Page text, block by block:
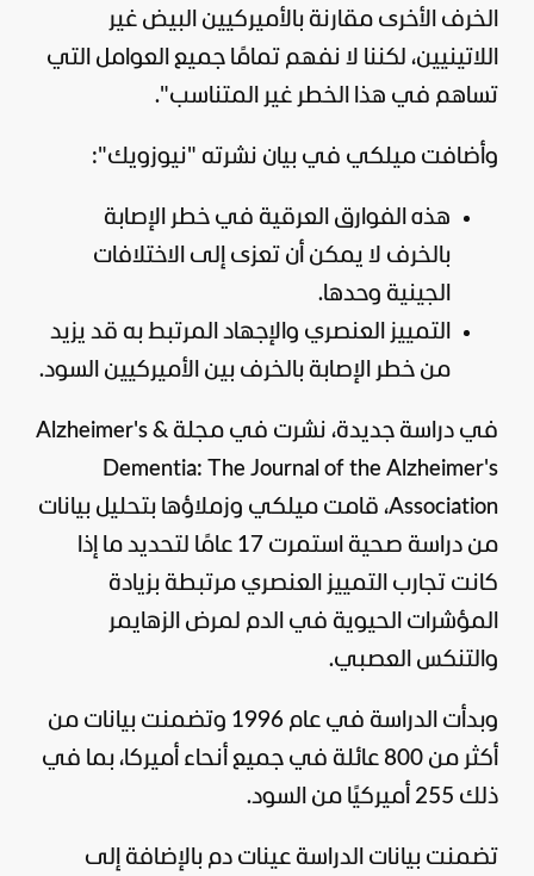
الخرف الأخرى مقارنة بالأميركيين البيض غير
اللاتينيين، لكننا لا نفهم تمامًا جميع العوامل التي
تساهم في هذا الخطر غير المتناسب".
وأضافت ميلكي في بيان نشرته "نيوزويك":
هذه الفوارق العرقية في خطر الإصابة
بالخرف لا يمكن أن تعزى إلى الاختلافات
الجينية وحدها.
التمييز العنصري والإجهاد المرتبط به قد يزيد
من خطر الإصابة بالخرف بين الأميركيين السود.
في دراسة جديدة، نشرت في مجلة Alzheimer's &
Dementia: The Journal of the Alzheimer's
Association، قامت ميلكي وزملاؤها بتحليل بيانات
من دراسة صحية استمرت 17 عامًا لتحديد ما إذا
كانت تجارب التمييز العنصري مرتبطة بزيادة
المؤشرات الحيوية في الدم لمرض الزهايمر
والتنكس العصبي.
وبدأت الدراسة في عام 1996 وتضمنت بيانات من
أكثر من 800 عائلة في جميع أنحاء أميركا، بما في
ذلك 255 أميركيًا من السود.
تضمنت بيانات الدراسة عينات دم بالإضافة إلى